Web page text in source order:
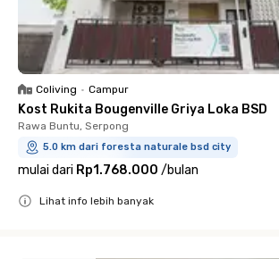
Coliving • Campur
Kost Rukita Bougenville Griya Loka BSD
Rawa Buntu, Serpong
5.0 km dari foresta naturale bsd city
mulai dari Rp1.768.000 /bulan
Lihat info lebih banyak